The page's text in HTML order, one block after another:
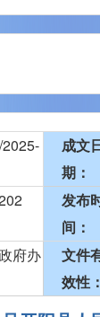
成文
期：
发布
间：
府办
文件
效性：